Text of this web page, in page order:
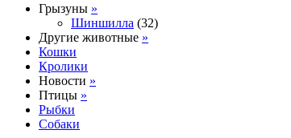
Грызуны »
Шиншилла (32)
Другие животные »
Кошки
Кролики
Новости »
Птицы »
Рыбки
Собаки